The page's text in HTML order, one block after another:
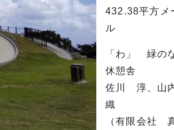
432.38平方メ
ル
「わ」 緑の
休憩舎
佐川 淳、山
織
（有限会社